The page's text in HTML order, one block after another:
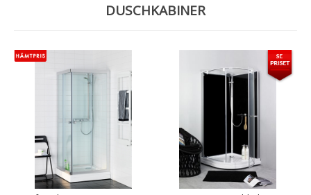
DUSCHKABINER